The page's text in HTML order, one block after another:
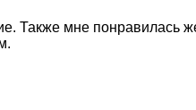
Также мне понравилась